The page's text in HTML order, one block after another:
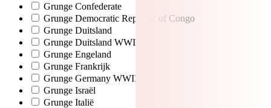
Grunge Confederate
Grunge Democratic Republic of Congo
Grunge Duitsland
Grunge Duitsland WWI
Grunge Engeland
Grunge Frankrijk
Grunge Germany WWII
Grunge Israël
Grunge Italië